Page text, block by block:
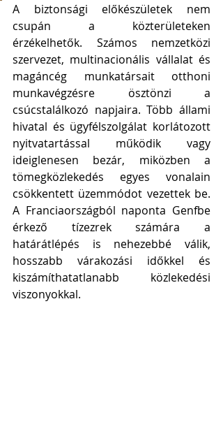
A biztonsági előkészületek nem
csupán a közterületeken
érzékelhetők. Számos nemzetközi
szervezet, multinacionális vállalat és
magáncég munkatársait otthoni
munkavégzésre ösztönzi a
csúcstalálkozó napjaira. Több állami
hivatal és ügyfélszolgálat korlátozott
nyitvatartással működik vagy
ideiglenesen bezár, miközben a
tömegközlekedés egyes vonalain
csökkentett üzemmódot vezettek be.
A Franciaországból naponta Genfbe
érkező tízezrek számára a
határátlépés is nehezebbé válik,
hosszabb várakozási időkkel és
kiszámíthatatlanabb közlekedési
viszonyokkal.